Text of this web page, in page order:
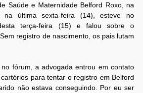
Saúde e Maternidade Belford Roxo, na
na última sexta-feira (14), esteve no
terça-feira (15) e falou sobre o
registro de nascimento, os pais lutam
fórum, a advogada entrou em contato
para tentar o registro em Belford
não estava conseguindo. Por eu ser